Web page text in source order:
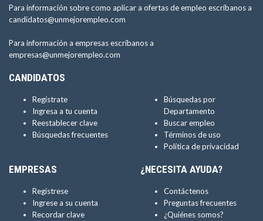
Para información sobre como aplicar a ofertas de empleo escríbanos a
candidatos@unmejorempleo.com
Para información a empresas escríbanos a
empresas@unmejorempleo.com
CANDIDATOS
Regístrate
Ingresa a tu cuenta
Reestablecer clave
Búsquedas frecuentes
Búsquedas por
Departamento
Buscar empleo
Términos de uso
Política de privacidad
EMPRESAS
Regístrese
Ingrese a su cuenta
Recordar clave
¿NECESITA AYUDA?
Contáctenos
Preguntas frecuentes
¿Quiénes somos?